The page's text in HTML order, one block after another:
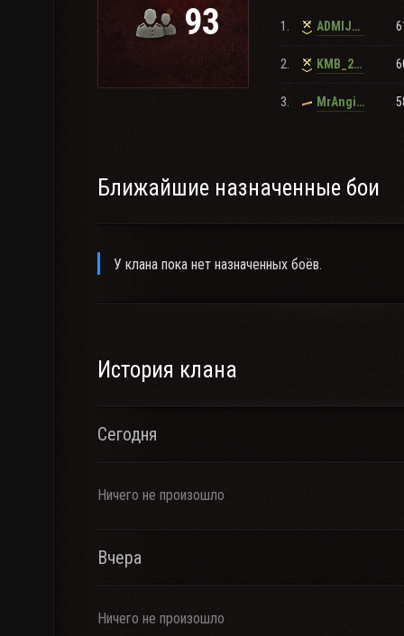
*Так же в клан требуется спонсоры.
Клан общается c помощью программы Дискород
93 1. ADMIJPAJL125
2. KMB_26RUS
3. MrAnginsan
Ближайшие назначенные бои
У клана пока нет назначенных боёв.
История клана
Сегодня
Ничего не произошло
Вчера
Ничего не произошло